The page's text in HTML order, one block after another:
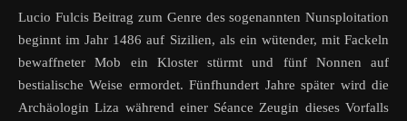
Lucio Fulcis Beitrag zum Genre des sogenannten Nunsploitation
beginnt im Jahr 1486 auf Sizilien, als ein wütender, mit Fackeln
bewaffneter Mob ein Kloster stürmt und fünf Nonnen auf
bestialische Weise ermordet. Fünfhundert Jahre später wird die
Archäologin Liza während einer Séance Zeugin dieses Vorfalls